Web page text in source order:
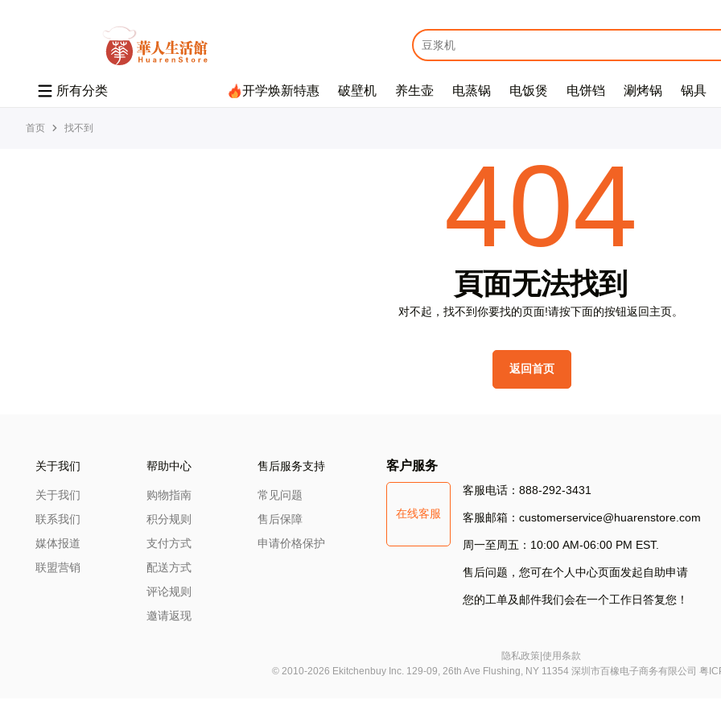
所有分类 开学焕新特惠 破壁机 养生壶 电蒸锅 电饭煲 电饼铛 涮烤锅 锅具
首页 找不到
404
頁面无法找到
对不起 ， 找不到你要找的页面!请按下面的按钮返回主页。
返回首页
关于我们
关于我们
联系我们
媒体报道
联盟营销
帮助中心
购物指南
积分规则
支付方式
配送方式
评论规则
邀请返现
售后服务支持
常见问题
售后保障
申请价格保护
客户服务
在线客服
客服电话：888-292-3431
客服邮箱：customerservice@huarenstore.com
周一至周五：10:00 AM-06:00 PM EST.
售后问题，您可在个人中心页面发起自助申请
您的工单及邮件我们会在一个工作日答复您！
隐私政策 使用条款
© 2010-2026 Ekitchenbuy Inc. 129-09, 26th Ave Flushing, NY 11354 深圳市百橡电子商务有限公司 粤